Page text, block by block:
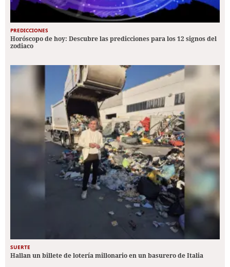
PREDICCIONES
Horóscopo de hoy: Descubre las predicciones para los 12 signos del
zodiaco
SUERTE
Hallan un billete de lotería millonario en un basurero de Italia